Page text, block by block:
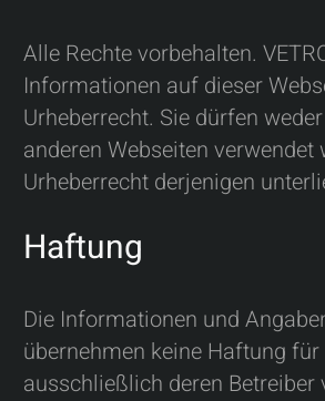
Alle Rechte vorbehalten.
Informationen auf dieser
Urheberrecht. Sie dürfen
anderen Webseiten
Urheberrecht derjenigen
Haftung
Die Informationen und
übernehmen keine Haftung
ausschließlich deren